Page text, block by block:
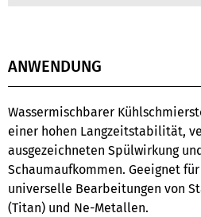
ANWENDUNG
Wassermischbarer
einer hohen Langzeitstabilität,
ausgezeichneten Spülwirkung
Schaumaufkommen. Geeignet
universelle Bearbeitungen von
(Titan) und Ne-Metallen.